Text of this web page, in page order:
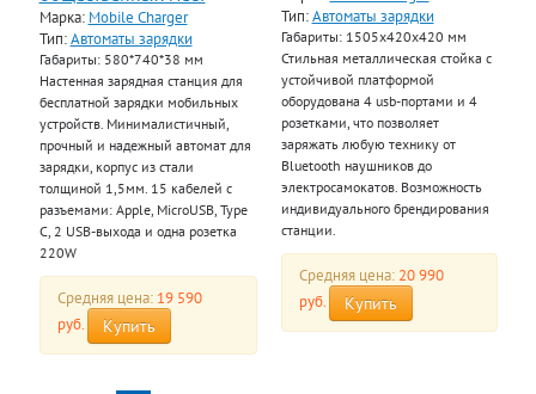
Марка: Mobile Charger
Тип:Автоматы зарядки
Габариты: 580*740*38 мм
Настенная зарядная станция для
бесплатной зарядки мобильных
устройств. Минималистичный,
прочный и надежный автомат для
зарядки, корпус из стали
толщиной 1,5мм. 15 кабелей с
разъемами: Apple, MicroUSB, Type
C, 2 USB-выхода и одна розетка
220W
Средняя цена: 19 590
руб.
Купить
Тип:Автоматы зарядки
Габариты: 1505x420x420 мм
Стильная металлическая стойка с
устойчивой платформой
оборудована 4 usb-портами и 4
розетками, что позволяет
заряжать любую технику от
Bluetooth наушников до
электросамокатов. Возможность
индивидуального брендирования
станции.
Средняя цена: 20 990
руб.
Купить